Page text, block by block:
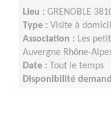
Lieu : GRENOBLE
Type : Visite à
Association : Les
Auvergne Rhône-
Date : Tout le temps
Disponibilité